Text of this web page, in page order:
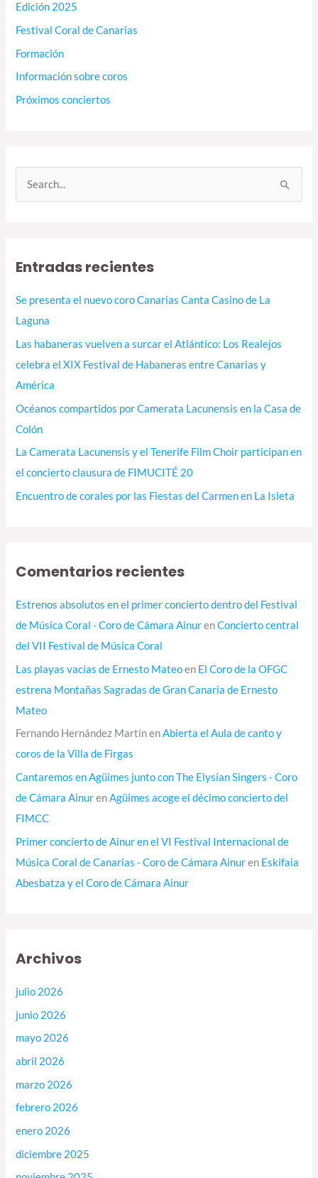
Edición 2025
Festival Coral de Canarias
Formación
Información sobre coros
Próximos conciertos
a
Entradas recientes
Se presenta el nuevo coro Canarias Canta Casino de La
Laguna
Las habaneras vuelven a surcar el Atlántico: Los Realejos
celebra el XIX Festival de Habaneras entre Canarias y
América
Océanos compartidos por Camerata Lacunensis en la Casa de
Colón
La Camerata Lacunensis y el Tenerife Film Choir participan en
el concierto clausura de FIMUCITÉ 20
Encuentro de corales por las Fiestas del Carmen en La Isleta
Comentarios recientes
Estrenos absolutos en el primer concierto dentro del Festival
de Música Coral - Coro de Cámara AinurenConcierto central
del VII Festival de Música Coral
Las playas vacías de Ernesto Mateoen El Coro de la OFGC
estrena Montañas Sagradas de Gran Canaria de Ernesto
Mateo
Fernando Hernández MartínenAbierta el Aula de canto y
coros de la Villa de Firgas
Cantaremos en Agüimes junto con The Elysian Singers - Coro
de Cámara AinurenAgüimes acoge el décimo concierto del
FIMCC
Primer concierto de Ainur en el VI Festival Internacional de
Música Coral de Canarias - Coro de Cámara Ainuren Eskifaia
Abesbatza y el Coro de Cámara Ainur
Archivos
julio 2026
junio 2026
mayo 2026
abril 2026
marzo 2026
febrero 2026
enero 2026
diciembre 2025